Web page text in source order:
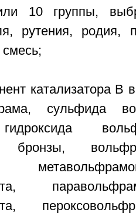
10 группы,
рутения, родия,
катализатора В
сульфида
бронзы,